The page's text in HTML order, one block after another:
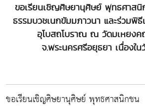
ขอเรียนเชิญศิษยานุศิษย์ พุทธศาส
ธรรมบวชเนกขัมมภาวนา และร่วมพิธี
อุโบสถโบราณ ณ วัดมเหยง
จ.พระนครศรีอยุธยา เนื่องใ
ขอเรียนเชิญศิษยานุศิษย์ พุทธศาสนิกชน